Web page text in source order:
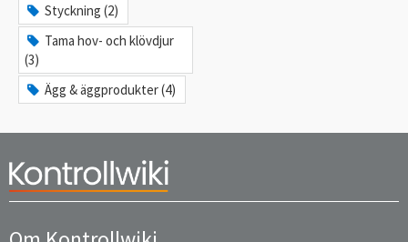
Styckning (2)
Tama hov- och klövdjur
(3)
Ägg & äggprodukter (4)